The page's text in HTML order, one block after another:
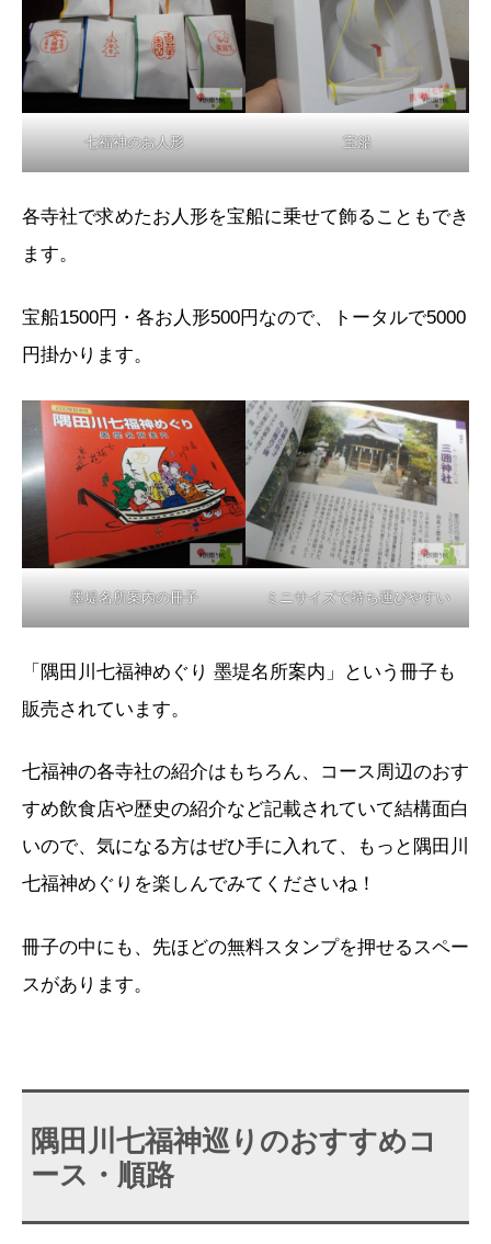
七福神のお人形 宝船
各寺社で求めたお人形を宝船に乗せて飾ることもでき
ます。
宝船1500円・各お人形500円なので、トータルで5000
円掛かります。
墨堤名所案内の冊子 ミニサイズで持ち運びやすい
「隅田川七福神めぐり 墨堤名所案内」という冊子も
販売されています。
七福神の各寺社の紹介はもちろん、コース周辺のおす
すめ飲食店や歴史の紹介など記載されていて結構面白
いので、気になる方はぜひ手に入れて、もっと隅田川
七福神めぐりを楽しんでみてくださいね！
冊子の中にも、先ほどの無料スタンプを押せるスペー
スがあります。
隅田川七福神巡りのおすすめコ
ース・順路